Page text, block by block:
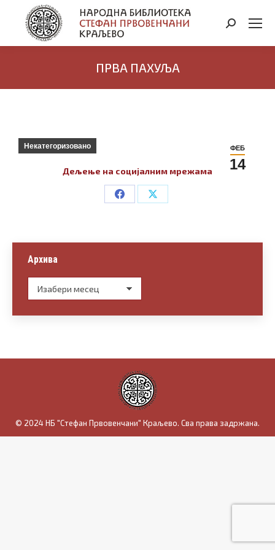
Search:
ПРВА ПАХУЉА
ФЕБ
14
Некатегоризовано
Дељење на социјалним мрежама
Share
Facebook
Share
X
Архива
Архива
© 2024 НБ "Стефан Првовенчани" Краљево. Сва права задржана.